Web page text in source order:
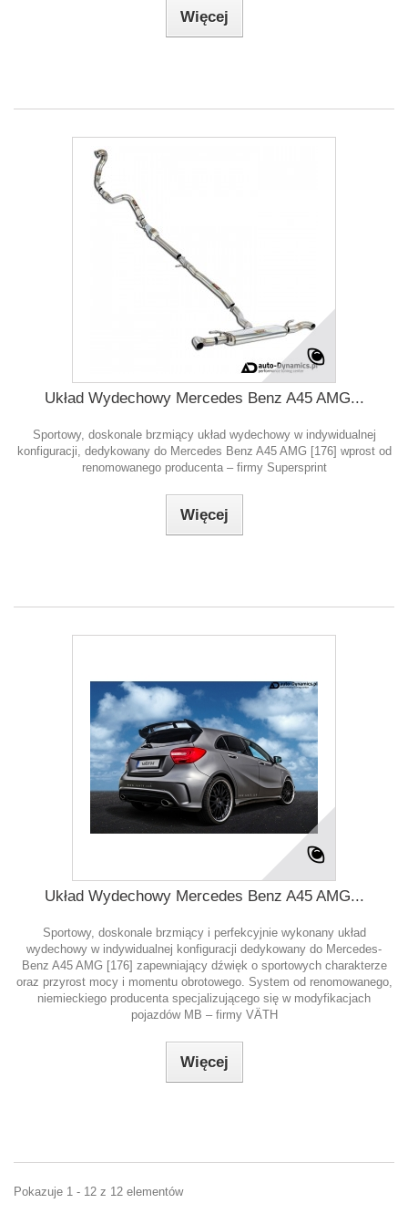
Więcej
Układ Wydechowy Mercedes Benz A45 AMG...
Sportowy, doskonale brzmiący układ wydechowy w indywidualnej
konfiguracji, dedykowany do Mercedes Benz A45 AMG [176] wprost od
renomowanego producenta – firmy Supersprint
Więcej
Układ Wydechowy Mercedes Benz A45 AMG...
Sportowy, doskonale brzmiący i perfekcyjnie wykonany układ
wydechowy w indywidualnej konfiguracji dedykowany do Mercedes-
Benz A45 AMG [176] zapewniający dźwięk o sportowych charakterze
oraz przyrost mocy i momentu obrotowego. System od renomowanego,
niemieckiego producenta specjalizującego się w modyfikacjach
pojazdów MB – firmy VÄTH
Więcej
Pokazuje 1 - 12 z 12 elementów